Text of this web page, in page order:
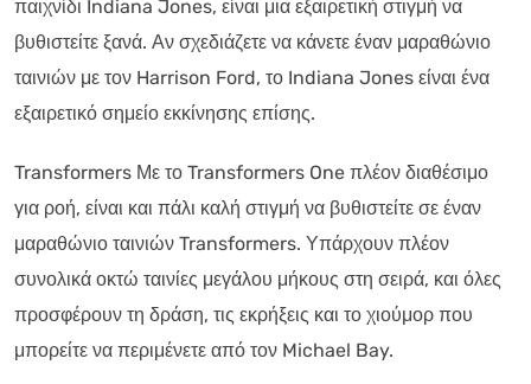
παιχνίδι Indiana Jones, είναι μια εξαιρετική στιγμή να
βυθιστείτε ξανά. Αν σχεδιάζετε να κάνετε έναν μαραθώνιο
ταινιών με τον Harrison Ford, το Indiana Jones είναι ένα
εξαιρετικό σημείο εκκίνησης επίσης.
Transformers Με το Transformers One πλέον διαθέσιμο
για ροή, είναι και πάλι καλή στιγμή να βυθιστείτε σε έναν
μαραθώνιο ταινιών Transformers. Υπάρχουν πλέον
συνολικά οκτώ ταινίες μεγάλου μήκους στη σειρά, και όλες
προσφέρουν τη δράση, τις εκρήξεις και το χιούμορ που
μπορείτε να περιμένετε από τον Michael Bay.